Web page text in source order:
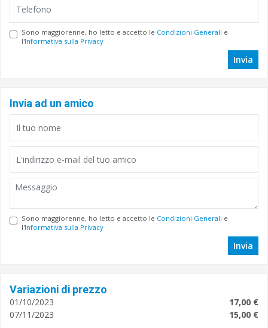
Sono maggiorenne, ho letto e accetto le Condizioni Generali e
l'Informativa sulla Privacy
Invia
Invia ad un amico
Sono maggiorenne, ho letto e accetto le Condizioni Generali e
l'Informativa sulla Privacy
Invia
Variazioni di prezzo
01/10/2023
17,00 €
07/11/2023
15,00 €